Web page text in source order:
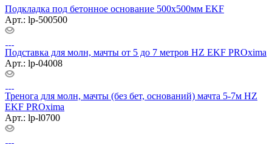
Подкладка под бетонное основание 500х500мм EKF
Арт.: lp-500500
Подставка для молн, мачты от 5 до 7 метров HZ EKF PROxima
Арт.: lp-04008
Тренога для молн, мачты (без бет, оснований) мачта 5-7м HZ
EKF PROxima
Арт.: lp-l0700